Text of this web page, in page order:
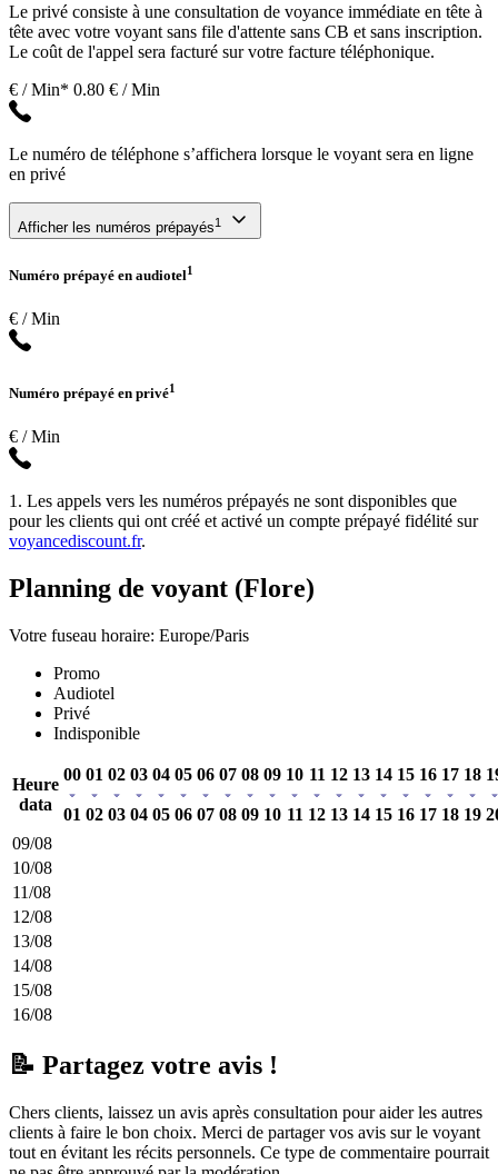
Le privé consiste à une consultation de voyance immédiate en tête à
tête avec votre voyant sans file d'attente sans CB et sans inscription.
Le coût de l'appel sera facturé sur votre facture téléphonique.
€ / Min* 0.80 € / Min
Le numéro de téléphone s’affichera lorsque le voyant sera en ligne
en privé
Afficher les numéros prépayés1
Numéro prépayé en audiotel1
€ / Min
Numéro prépayé en privé1
€ / Min
1. Les appels vers les numéros prépayés ne sont disponibles que
pour les clients qui ont créé et activé un compte prépayé fidélité sur
voyancediscount.fr.
Planning de voyant (Flore)
Votre fuseau horaire: Europe/Paris
Promo
Audiotel
Privé
Indisponible
Heure
data
00
01
01
02
02
03
03
04
04
05
05
06
06
07
07
08
08
09
09
10
10
11
11
12
12
13
13
14
14
15
15
16
16
17
17
18
18
19
09/08
10/08
11/08
12/08
13/08
14/08
15/08
16/08
📝 Partagez votre avis !
Chers clients, laissez un avis après consultation pour aider les autres
clients à faire le bon choix. Merci de partager vos avis sur le voyant
tout en évitant les récits personnels. Ce type de commentaire pourrait